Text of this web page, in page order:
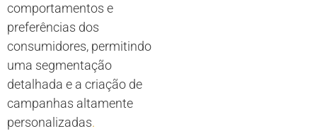
comportamentos e
preferências dos
consumidores, permitindo
uma segmentação
detalhada e a criação de
campanhas altamente
personalizadas.